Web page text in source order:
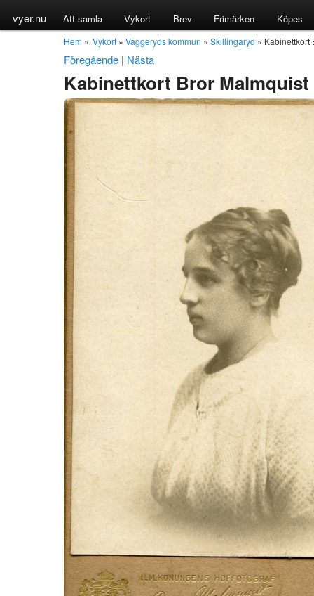
vyer.nu Att samla Vykort Brev Frimärken Köpes
Hem » Vykort » Vaggeryds kommun » Skillingaryd » Kabinettkort
Föregående | Nästa
Kabinettkort Bror Malmquist